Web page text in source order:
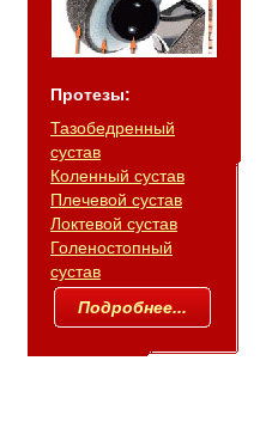
Протезы:
Тазобедренный
сустав
Коленный сустав
Плечевой сустав
Локтевой сустав
Голеностопный
сустав
Подробнее...